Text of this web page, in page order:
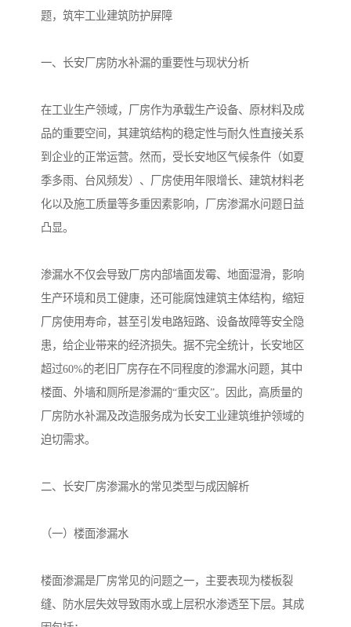
题，筑牢工业建筑防护屏障
一、长安厂房防水补漏的重要性与现状分析
在工业生产领域，厂房作为承载生产设备、原材料及成
品的重要空间，其建筑结构的稳定性与耐久性直接关系
到企业的正常运营。然而，受长安地区气候条件（如夏
季多雨、台风频发）、厂房使用年限增长、建筑材料老
化以及施工质量等多重因素影响，厂房渗漏水问题日益
凸显。
渗漏水不仅会导致厂房内部墙面发霉、地面湿滑，影响
生产环境和员工健康，还可能腐蚀建筑主体结构，缩短
厂房使用寿命，甚至引发电路短路、设备故障等安全隐
患，给企业带来的经济损失。据不完全统计，长安地区
超过60%的老旧厂房存在不同程度的渗漏水问题，其中
楼面、外墙和厕所是渗漏的“重灾区”。因此，高质量的
厂房防水补漏及改造服务成为长安工业建筑维护领域的
迫切需求。
二、长安厂房渗漏水的常见类型与成因解析
（一）楼面渗漏水
楼面渗漏是厂房常见的问题之一，主要表现为楼板裂
缝、防水层失效导致雨水或上层积水渗透至下层。其成